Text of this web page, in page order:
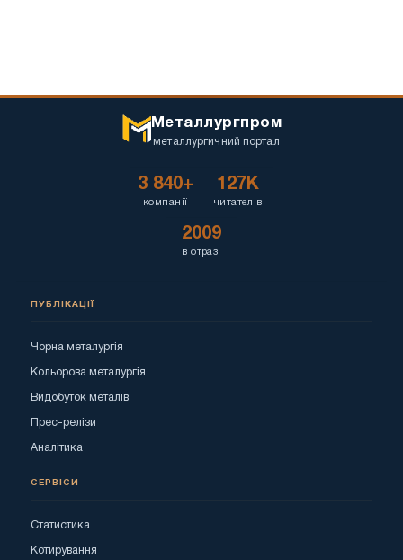
Металлургпром
металлургичний портал
3 840+
компанії
127K
читателів
2009
в отразі
ПУБЛІКАЦІЇ
Чорна металургія
Кольорова металургія
Видобуток металів
Прес-релізи
Аналітика
СЕРВІСИ
Статистика
Котирування